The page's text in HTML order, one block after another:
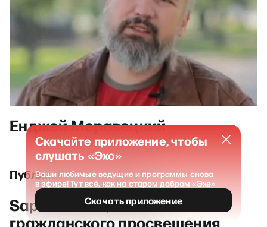
Енджей Моравецкий
Публикации и выпуски
Sapere Aude / Школа
гражданского просвещения
Скачайте приложение, чтобы
слушать «Эхо»
Ваши любимые ведущие и программы снова
в эфире! Тут всё, как на старом добром «Эхе»
Скачать приложение